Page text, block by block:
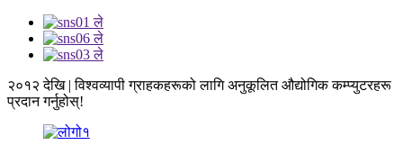
२०१२ देखि | विश्वव्यापी ग्राहकहरूको लागि अनुकूलित औद्योगिक कम्प्युटरहरू
प्रदान गर्नुहोस्!